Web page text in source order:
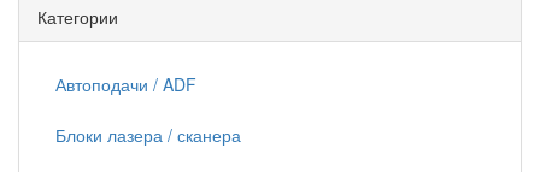
Категории
Автоподачи / ADF
Блоки лазера / сканера